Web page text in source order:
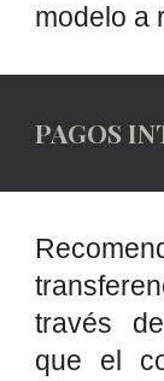
modelo a
PAGOS
través
que el